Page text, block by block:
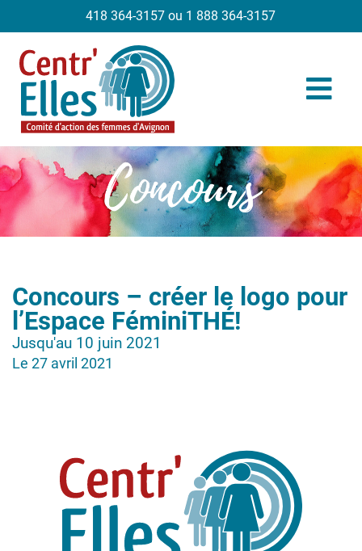
418 364-3157 ou 1 888 364-3157
Concours – créer le logo pour
l’Espace FéminiTHÉ!
Jusqu'au 10 juin 2021
Le 27 avril 2021